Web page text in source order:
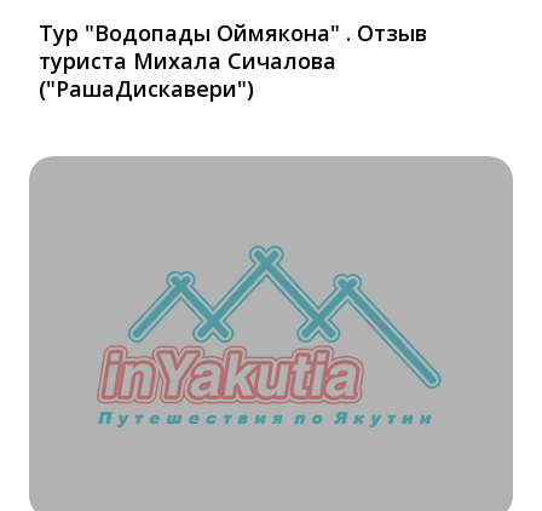
Тур "Водопады Оймякона" . Отзыв
туриста Михала Сичалова
("РашаДискавери")